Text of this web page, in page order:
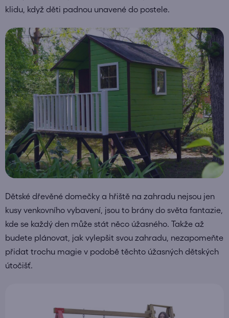
klidu, když děti padnou unavené do postele.
Dětské dřevěné domečky a hřiště na zahradu nejsou jen
kusy venkovního vybavení, jsou to brány do světa fantazie,
kde se každý den může stát něco úžasného. Takže až
budete plánovat, jak vylepšit svou zahradu, nezapomeňte
přidat trochu magie v podobě těchto úžasných dětských
útočišť.